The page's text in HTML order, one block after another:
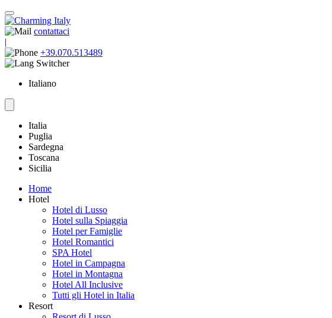
contattaci
|
+39.070.513489
Italiano
Italia
Puglia
Sardegna
Toscana
Sicilia
Home
Hotel
Hotel di Lusso
Hotel sulla Spiaggia
Hotel per Famiglie
Hotel Romantici
SPA Hotel
Hotel in Campagna
Hotel in Montagna
Hotel All Inclusive
Tutti gli Hotel in Italia
Resort